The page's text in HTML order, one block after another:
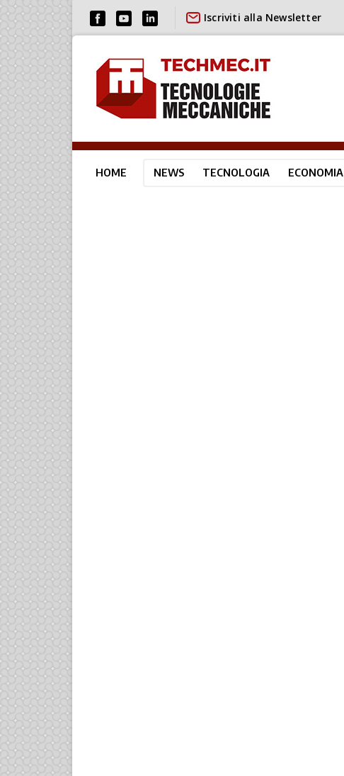
Iscriviti alla Newsletter
HOME NEWS TECNOLOGIA ECONOMIA